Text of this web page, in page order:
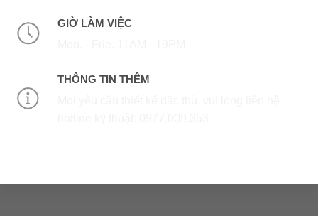
GIỜ LÀM VIỆC
THÔNG TIN THÊM